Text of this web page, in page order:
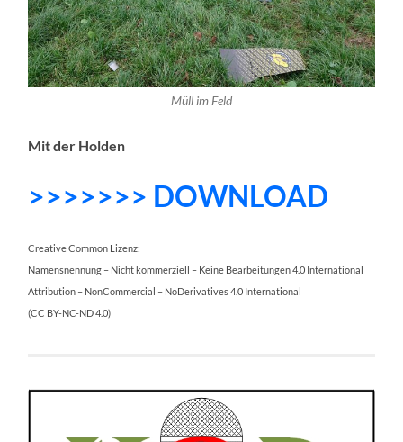
Müll im Feld
Mit der Holden
>>>>>>> DOWNLOAD
Creative Common Lizenz:
Namensnennung – Nicht kommerziell – Keine Bearbeitungen 4.0 International
Attribution – NonCommercial – NoDerivatives 4.0 International
(CC BY-NC-ND 4.0)